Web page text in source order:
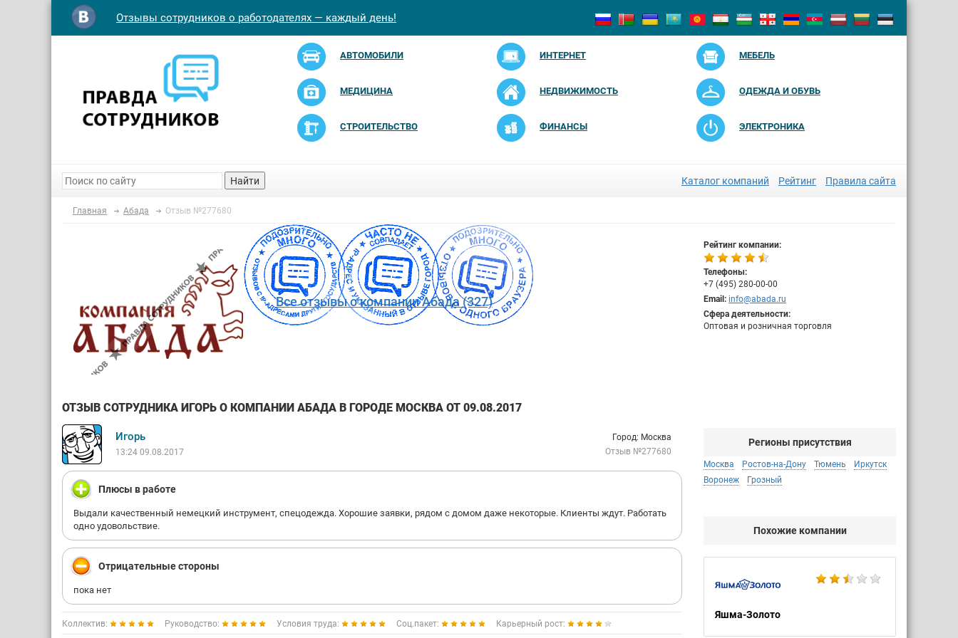
Отзывы сотрудников о работодателях — каждый день!
АВТОМОБИЛИ ИНТЕРНЕТ МЕБЕЛЬ
МЕДИЦИНА НЕДВИЖИМОСТЬ ОДЕЖДА И ОБУВЬ
СТРОИТЕЛЬСТВО ФИНАНСЫ ЭЛЕКТРОНИКА
Найти Каталог компаний Рейтинг Правила сайта
Главная Абада Отзыв №277680
Все отзывы о компании Абада (327)
Рейтинг компании:
Телефоны:
+7 (495) 280-00-00
Email: info@abada.ru
Сфера деятельности:
Оптовая и розничная торговля
ОТЗЫВ СОТРУДНИКА ИГОРЬ О КОМПАНИИ АБАДА В ГОРОДЕ МОСКВА ОТ 09.08.2017
Игорь
13:24 09.08.2017
Город: Москва
Отзыв №277680
Плюсы в работе
Выдали качественный немецкий инструмент, спецодежда. Хорошие заявки, рядом с домом даже некоторые. Клиенты ждут. Работать
одно удовольствие.
Отрицательные стороны
пока нет
Коллектив: Руководство: Условия труда: Соц.пакет: Карьерный рост:
Регионы присутствия
Москва Ростов-на-Дону Тюмень
Иркутск
Воронеж
Грозный
Похожие компании
Яшма-Золото